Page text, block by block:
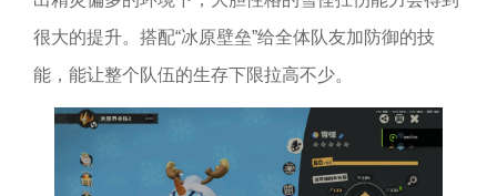
很大的提升。搭配“冰原壁垒”给全体队友加防御的技
能，能让整个队伍的生存下限拉高不少。